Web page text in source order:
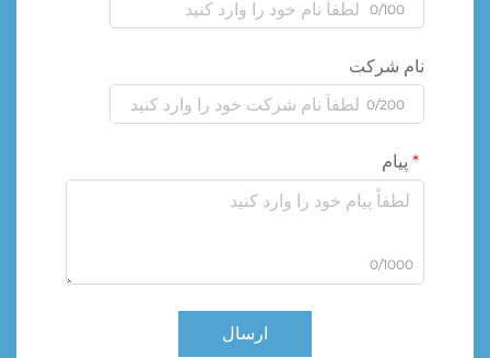
0/100
نام شرکت
0/200
پیام
0/1000
ارسال